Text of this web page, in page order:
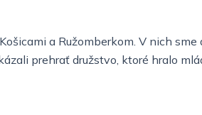
a Ružomberkom. V nich
prehrať družstvo, ktoré hralo